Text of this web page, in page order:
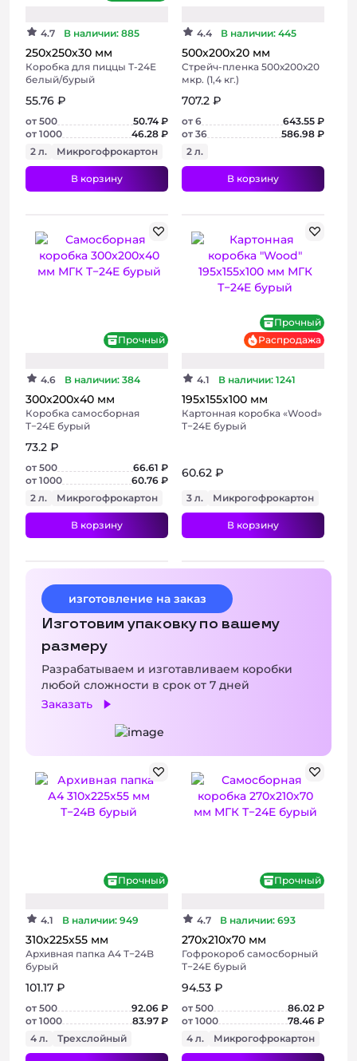
4.7 В наличии: 885
250х250х30 мм
Коробка для пиццы Т-24Е
белый/бурый
55.76 ₽
от 500
50.74 ₽
от 1000
46.28 ₽
2 л.
Микрогофрокартон
В корзину
4.4 В наличии: 445
500х200х20 мм
Стрейч-пленка 500х200х20
мкр. (1,4 кг.)
707.2 ₽
от 6
643.55 ₽
от 36
586.98 ₽
2 л.
В корзину
Прочный
4.6 В наличии: 384
300х200х40 мм
Коробка самосборная
Т−24E бурый
73.2 ₽
от 500
66.61 ₽
от 1000
60.76 ₽
2 л.
Микрогофрокартон
В корзину
Прочный
Распродажа
4.1 В наличии: 1241
195х155х100 мм
Картонная коробка «Wood»
Т−24E бурый
60.62 ₽
3 л. Микрогофрокартон
В корзину
изготовление на заказ
Изготовим упаковку по вашему
размеру
Разрабатываем и изготавливаем коробки
любой сложности в срок от 7 дней
Заказать
Прочный
4.1 В наличии: 949
310х225х55 мм
Архивная папка А4 Т−24B
бурый
101.17 ₽
от 500
92.06 ₽
от 1000
83.97 ₽
4 л.
Трехслойный
Прочный
4.7 В наличии: 693
270х210х70 мм
Гофрокороб самосборный
Т−24E бурый
94.53 ₽
от 500
86.02 ₽
от 1000
78.46 ₽
4 л.
Микрогофрокартон